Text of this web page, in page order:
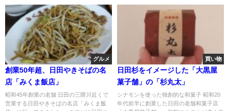
グルメ
創業50年超、日田やきそばの名
店「みくま飯店」
昭和45年創業の老舗 日田の三隈川近くで
営業する日田やきそばの名店「みくま飯
買い物
日田杉をイメージした「大黒屋
菓子舗」の「杉丸太」
シナモンを使った独創的な和菓子 昭和20
年代前半に創業した日田の老舗和菓子店